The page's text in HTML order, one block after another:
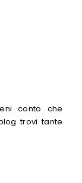
conto che
trovi tante